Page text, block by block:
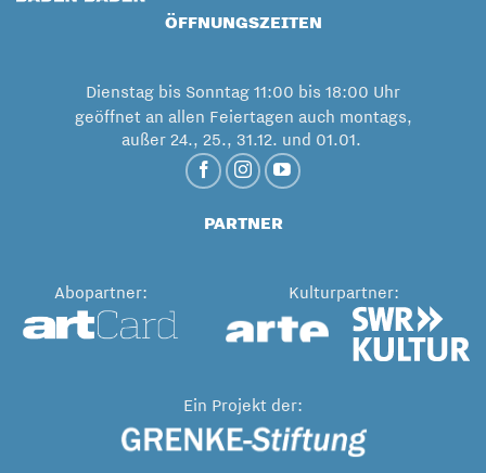
ÖFFNUNGSZEITEN
Dienstag bis Sonntag 11:00 bis 18:00 Uhr
geöffnet an allen Feiertagen auch montags,
außer 24., 25., 31.12. und 01.01.
PARTNER
Abopartner: Kulturpartner:
Ein Projekt der: